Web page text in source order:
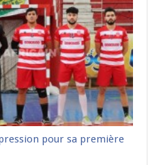
pour sa première